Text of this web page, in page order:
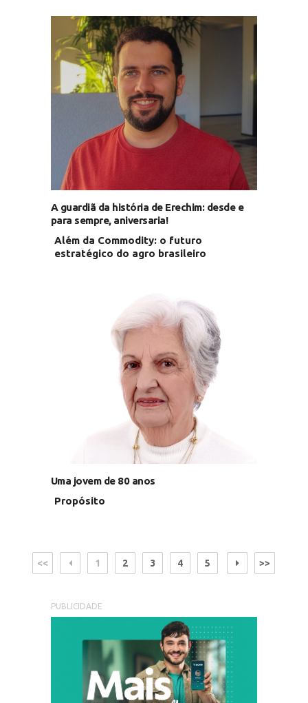
A guardiã da história de Erechim: desde e
para sempre, aniversaria!
Além da Commodity: o futuro
estratégico do agro brasileiro
Uma jovem de 80 anos
Propósito
<< 1 2 3 4 5 >>
PUBLICIDADE